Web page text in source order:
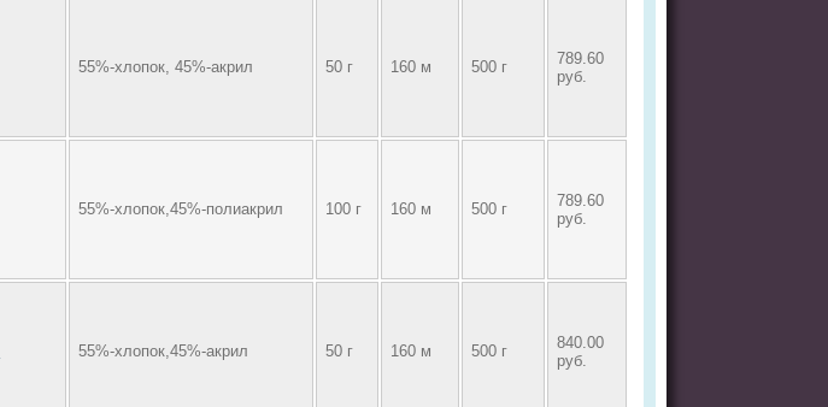
55%-хлопок, 45%-акрил 50 г 160 м 500 г
789.60
руб.
55%-хлопок,45%-полиакрил 100 г 160 м 500 г
789.60
руб.
55%-хлопок,45%-акрил 50 г 160 м 500 г
840.00
руб.